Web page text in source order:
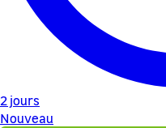
2 jours
Nouveau